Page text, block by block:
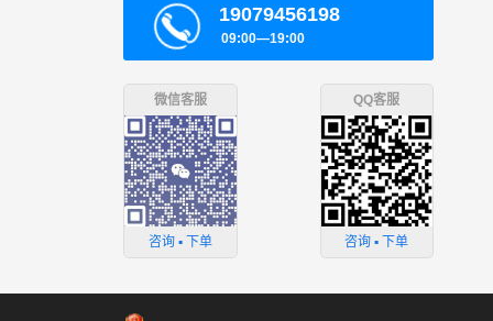
19079456198
09:00—19:00
微信客服
咨询 ▪ 下单
QQ客服
咨询 ▪ 下单